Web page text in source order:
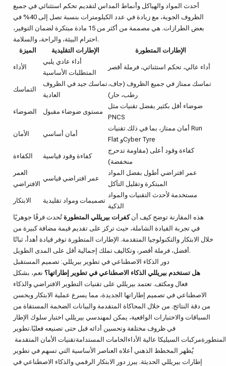
أحدث المواد والهياكل وأنماط المداس لتقديم تحكم استثنائي في جميع
الظروف الجوية، مع زيادة في عدد الكيلومترات بنسبة تصل إلى 40% في
بعض الطرازات. هي مصممة من أكثر من 15 مادة مبتكرة لضمان التوفير،
احترام البيئة، والراحة، والسلامة.
الميزة
الإطارات التقليدية الإطارات المتطورة
الأداء
أداء عادي يلبي
المتطلبات الأساسية
أداء عالي، تحكم استثنائي، فرملة أقصر
التماسك
تماسك جيد في الظروف
العادية
تماسك ممتاز في جميع الظروف (جاف،
رطب، حار)
الضوضاء مستوى ضوضاء مقبول
ضوضاء أقل بكثير بفضل تقنيات مثل
PNCS
الأمان أمان أساسي
أمان ممتاز، بما في ذلك تقنيات Run
Flat وCyber Tyre
الكفاءة كفاءة وقود قياسية
كفاءة وقود أعلى (مقاومة تدحرج
منخفضة)
العمر
الافتراضي
عمر افتراضي قياسي
عمر افتراضي أطول بفضل المواد
المبتكرة وتقليل التآكل
الابتكار تصميمات ومواد تقليدية
مستخدمة لأحدث التقنيات والمواد
الذكية
هذه المقارنة توضح كيف أنكفرات بيريللي المتطورة تُحدث فرقًا جوهريًا
في تجربة القيادة الشاملة، حيث تركز على تقديم قيمة مضافة كبيرة من
خلال الابتكار والتكنولوجيا المتقدمة. الإطارات المتطورة توفر قيادة أهدأ، ثباتًا
أفضل، فرملة أقصر، وتكاليف تملك إجمالية أقل على المدى الطويل.
دور الذكاء الاصطناعي في تطوير بيريللي: تصميم المستقبل
هل تستخدم بيريللي الذكاء الاصطناعي في تطوير إطاراتها؟ نعم، بشكل
فعال ومكثف. تعتمد بيريللي على تقنيات التطوير الافتراضي والذكاء
الاصطناعي في تصميم إطاراتها الجديدة، مما يسرع عملية الابتكار ويحسن
من دقة النتائج. من خلال المحاكاة المتقدمة والبيانات الضخمة المستقاة من
السباقات والاختبارات الواقعية، يمكن لمهندسي بيريللي اختبار سلوك الإطار
في ظروف مختلفة وتحسين أدائه قبل حتى تصنيعه فعليًا.تطوير
يُظهر المخطط الذهني أعلاه العناصر الأساسية التي تسهم في تطوير
إطارات بيريللي الحديثة. يبرز دور الابتكار الرقمي والذكاء الاصطناعي في